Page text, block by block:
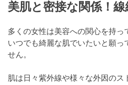
美肌と密接な関係！線
多くの女性は美容への関心を持っ
いつでも綺麗な肌でいたいと願っ
せん。
肌は日々紫外線や様々な外因のス